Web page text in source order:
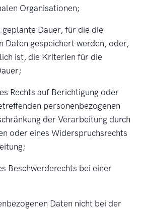
Organisationen;
Dauer, für die die
Daten gespeichert werden, oder,
ist, die Kriterien für die
Rechts auf Berichtigung oder
personenbezogenen
der Verarbeitung durch
oder eines Widerspruchsrechts
Beschwerderechts bei einer
Daten nicht bei der